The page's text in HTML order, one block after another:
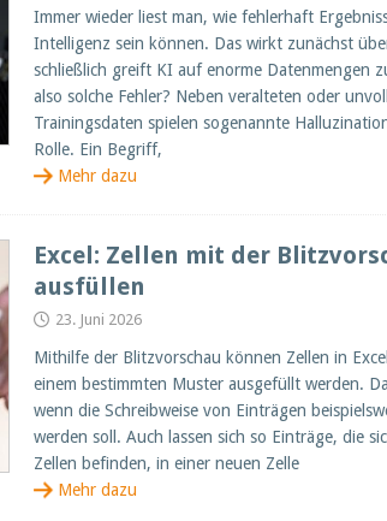
Immer wieder liest man, wie fehlerhaft
Intelligenz sein können. Das wirkt zunächst
schließlich greift KI auf enorme Datenmengen
also solche Fehler? Neben veralteten oder
Trainingsdaten spielen sogenannte
Rolle. Ein Begriff,
Mehr dazu
Excel: Zellen mit der
ausfüllen
23. Juni 2026
Mithilfe der Blitzvorschau können Zellen in
einem bestimmten Muster ausgefüllt werden.
wenn die Schreibweise von Einträgen
werden soll. Auch lassen sich so Einträge, die
Zellen befinden, in einer neuen Zelle
Mehr dazu